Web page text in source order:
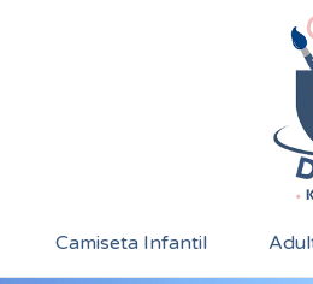
Camiseta Infantil